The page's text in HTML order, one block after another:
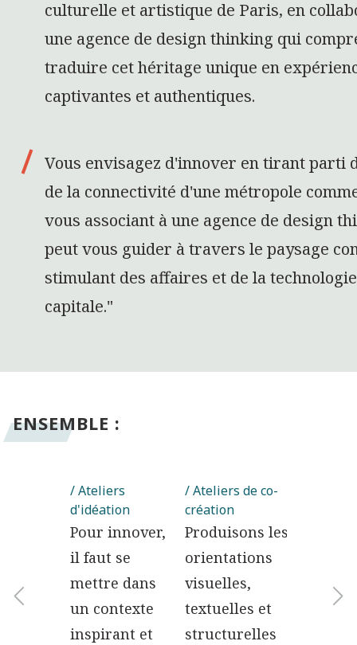
culturelle et artistique de Paris, en
une agence de design thinking qui
traduire cet héritage unique en
captivantes et authentiques.
Vous envisagez d'innover en tirant parti
de la connectivité d'une métropole
vous associant à une agence de design
peut vous guider à travers le paysage
stimulant des affaires et de la
capitale."
ENSEMBLE :
vos
? Nos
/ Ateliers
d'idéation
Pour innover,
il faut se
mettre dans
un contexte
inspirant et
/ Ateliers de co-
création
Produisons les
orientations
visuelles,
textuelles et
structurelles